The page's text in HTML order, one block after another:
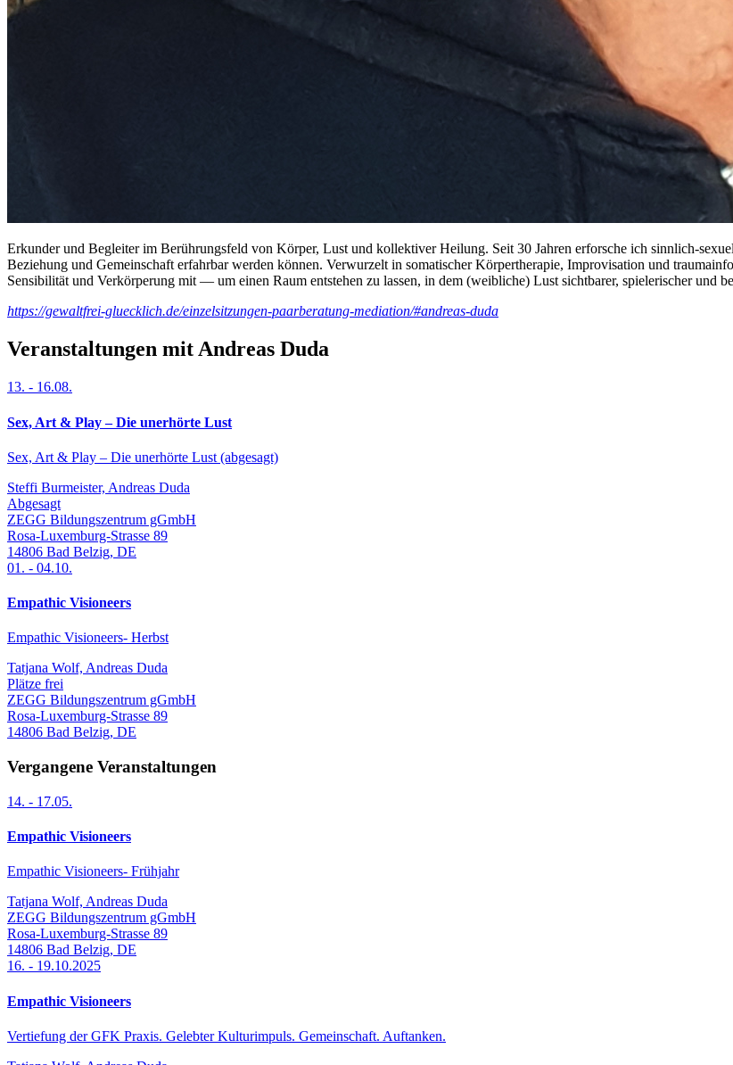
Erkunder und Begleiter im Berührungsfeld von Körper, Lust und kollektiver Heilung. Seit 30 Jahren erforsche ich sinnlich-
Beziehung und Gemeinschaft erfahrbar werden können. Verwurzelt in somatischer Körpertherapie, Improvisation und
Sensibilität und Verkörperung mit — um einen Raum entstehen zu lassen, in dem (weibliche) Lust sichtbarer, spielerischer und
https://gewaltfrei-gluecklich.de/einzelsitzungen-paarberatung-mediation/#andreas-duda
Veranstaltungen mit Andreas Duda
13. - 16.08.
Sex, Art & Play – Die unerhörte Lust
Sex, Art & Play – Die unerhörte Lust (abgesagt)
Steffi Burmeister, Andreas Duda
Abgesagt
ZEGG Bildungszentrum gGmbH
Rosa-Luxemburg-Strasse 89
14806 Bad Belzig, DE
01. - 04.10.
Empathic Visioneers
Empathic Visioneers- Herbst
Tatjana Wolf, Andreas Duda
Plätze frei
ZEGG Bildungszentrum gGmbH
Rosa-Luxemburg-Strasse 89
14806 Bad Belzig, DE
Vergangene Veranstaltungen
14. - 17.05.
Empathic Visioneers
Empathic Visioneers- Frühjahr
Tatjana Wolf, Andreas Duda
ZEGG Bildungszentrum gGmbH
Rosa-Luxemburg-Strasse 89
14806 Bad Belzig, DE
16. - 19.10.2025
Empathic Visioneers
Vertiefung der GFK Praxis. Gelebter Kulturimpuls. Gemeinschaft. Auftanken.